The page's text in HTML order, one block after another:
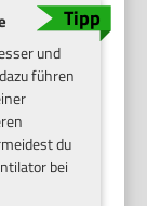
und
führen
du
bei